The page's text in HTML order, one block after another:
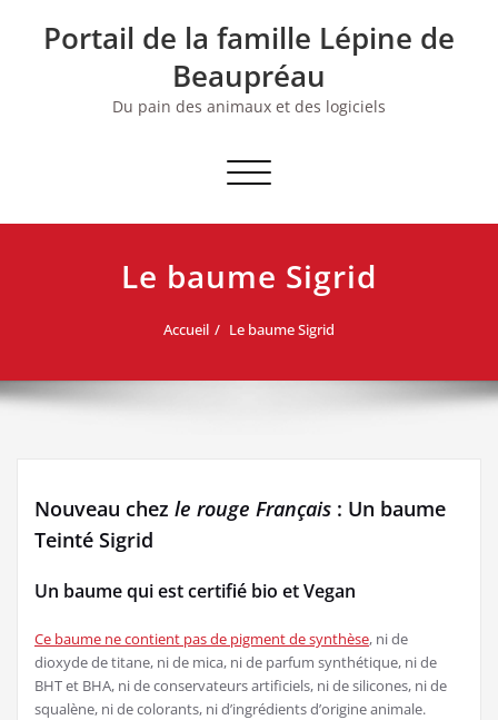
Portail de la famille Lépine de
Beaupréau
Du pain des animaux et des logiciels
Afficher/masquer la navigation
Le baume Sigrid
Accueil Le baume Sigrid
Nouveau chez le rouge Français : Un baume
Teinté Sigrid
Un baume qui est certifié bio et Vegan
Ce baume ne contient pas de pigment de synthèse, ni de
dioxyde de titane, ni de mica, ni de parfum synthétique, ni de
BHT et BHA, ni de conservateurs artificiels, ni de silicones, ni de
squalène, ni de colorants, ni d’ingrédients d’origine animale.